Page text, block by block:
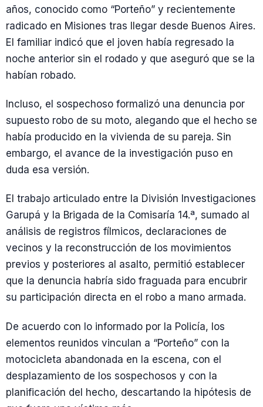
años, conocido como “Porteño” y recientemente
radicado en Misiones tras llegar desde Buenos Aires.
El familiar indicó que el joven había regresado la
noche anterior sin el rodado y que aseguró que se la
habían robado.
Incluso, el sospechoso formalizó una denuncia por
supuesto robo de su moto, alegando que el hecho se
había producido en la vivienda de su pareja. Sin
embargo, el avance de la investigación puso en
duda esa versión.
El trabajo articulado entre la División Investigaciones
Garupá y la Brigada de la Comisaría 14.ª, sumado al
análisis de registros fílmicos, declaraciones de
vecinos y la reconstrucción de los movimientos
previos y posteriores al asalto, permitió establecer
que la denuncia habría sido fraguada para encubrir
su participación directa en el robo a mano armada.
De acuerdo con lo informado por la Policía, los
elementos reunidos vinculan a “Porteño” con la
motocicleta abandonada en la escena, con el
desplazamiento de los sospechosos y con la
planificación del hecho, descartando la hipótesis de